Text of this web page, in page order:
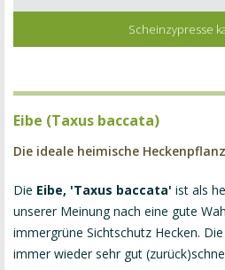
Scheinzypresse
Eibe (Taxus baccata)
Die ideale heimische
Die Eibe, 'Taxus baccata' ist als
unserer Meinung nach eine gute
immergrüne Sichtschutz Hecken. Die
immer wieder sehr gut